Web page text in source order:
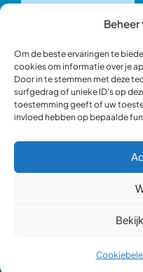
Om de beste ervaringen te
cookies om informatie over je
Door in te stemmen met deze
surfgedrag of unieke ID's op
toestemming geeft of uw
invloed hebben op bepaalde
Ons team
Blik in de werkplaats
Webshop occasions